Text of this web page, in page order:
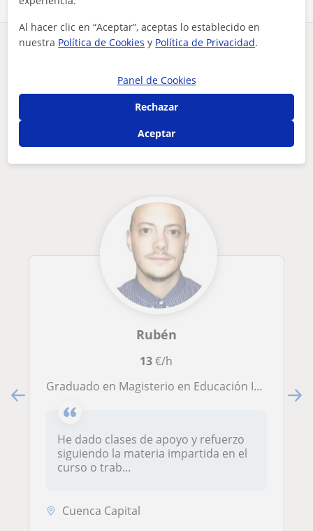
¿Hay algún error en este perfil?Cuéntanos
Lengua
Cuenca
profesora de educación primaria e infantil
Otros profesores de Lengua en Cuenca
que pueden interesarte
Rubén
13€/h
Graduado en Magisterio en Educación Infantil y con experiencia dando clases particulares con alumnos de educación primaria y de ESO
He dado clases de apoyo y refuerzo
siguiendo la materia impartida en el
curso o trab...
Cuenca Capital
Al hacer clic en “Aceptar”, aceptas lo establecido en
nuestra Política de Cookies y Política de Privacidad.
Panel de Cookies
Rechazar
Aceptar